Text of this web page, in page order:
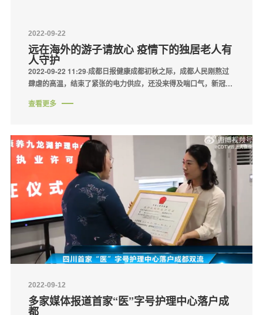
2022-09-22
远在海外的游子请放心 疫情下的独居老人有
人守护
2022-09-22 11:29·成都日报健康成都初秋之际，成都人民刚熬过
肆虐的高温，结束了紧张的电力供应，还没来得及喘口气，新冠肺
心。
查看更多
2022-09-12
多家媒体报道首家“医”字号护理中心落户成
都